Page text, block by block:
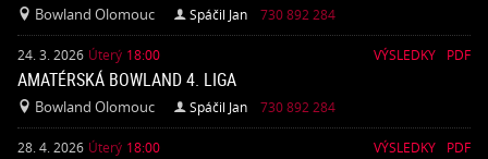
 Bowland Olomouc  Spáčil Jan 730 892 284
24. 3. 2026 Úterý 18:00
AMATÉRSKÁ BOWLAND 4. LIGA
 Bowland Olomouc  Spáčil Jan 730 892 284
VÝSLEDKY PDF
28. 4. 2026 Úterý 18:00 VÝSLEDKY PDF